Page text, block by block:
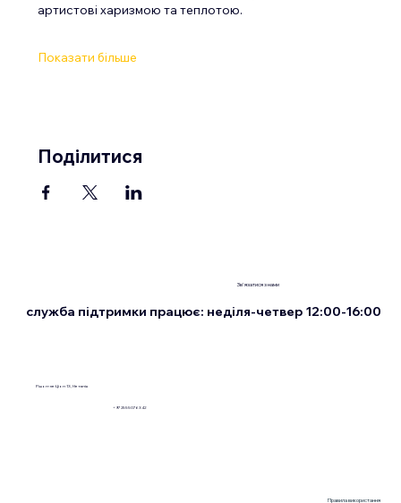
артистові харизмою та теплотою.
Показати більше
Поділитися
Правила використання
Рішон-ле-Ціон 13, Нетанія
+972555076342
Зв'язатися з нами
служба підтримки працює: неділя-четвер 12:00-16:00